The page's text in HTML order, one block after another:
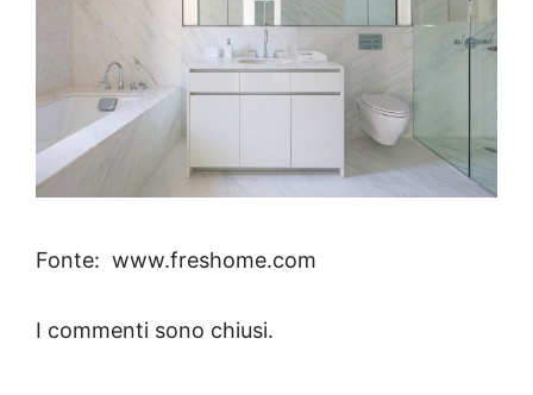
Fonte: www.freshome.com
I commenti sono chiusi.